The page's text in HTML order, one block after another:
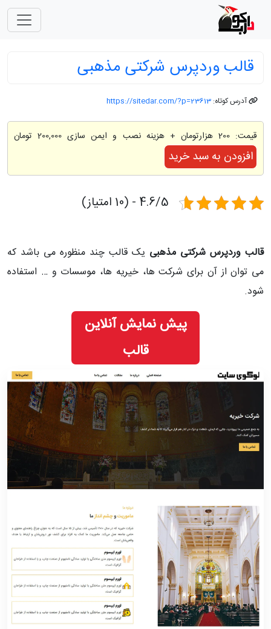
قالب وردپرس شرکتی مذهبی
آدرس کوتاه: https://sitedar.com/?p=23613
قیمت:200 هزارتومان + هزینه نصب و ایمن سازی 200,000 تومان
افزودن به سبد خرید
4.6/5 - (10 امتیاز)
قالب وردپرس شرکتی مذهبی یک قالب چند منظوره می باشد که
می توان از آن برای شرکت ها، خیریه ها، موسسات و … استفاده
شود.
پیش نمایش آنلاین
قالب